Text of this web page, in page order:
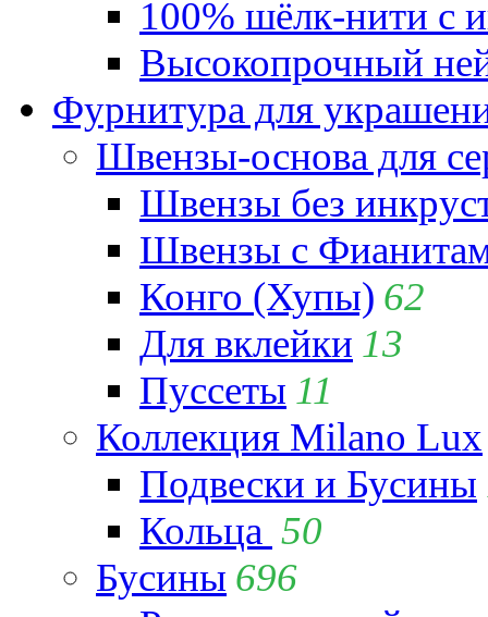
100% шёлк-нити с
Высокопрочный
Фурнитура для
Швензы-основа для
Швензы без
Швензы с
Конго (Хупы) 62
Для вклейки 13
Пуссеты 11
Коллекция Milano Lux
Подвески и Бусины
Кольца 50
Бусины 696